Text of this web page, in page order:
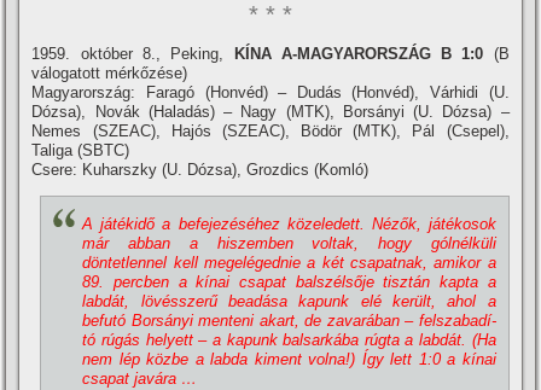
* * *
1959. október 8., Peking, KÍNA A-MAGYARORSZÁG B 1:0 (B
válogatott mérkőzése)
Magyarország: Faragó (Honvéd) – Dudás (Honvéd), Várhidi (U.
Dózsa), Novák (Haladás) – Nagy (MTK), Borsányi (U. Dózsa) –
Nemes (SZEAC), Hajós (SZEAC), Bödör (MTK), Pál (Csepel),
Taliga (SBTC)
Csere: Kuharszky (U. Dózsa), Grozdics (Komló)
A játékidő a befejezéséhez közeledett. Nézők, játékosok
már abban a hiszemben voltak, hogy gólnélküli
döntetlennel kell megelégednie a két csapatnak, amikor a
89. percben a kí­nai csapat balszélsője tisztán kapta a
labdát, lövésszerű beadása kapunk elé került, ahol a
befutó Borsányi menteni akart, de zavarában – felszabadí­
tó rúgás helyett – a kapunk balsarkába rúgta a labdát. (Ha
nem lép közbe a labda kiment volna!) Így lett 1:0 a kí­nai
csapat javára …